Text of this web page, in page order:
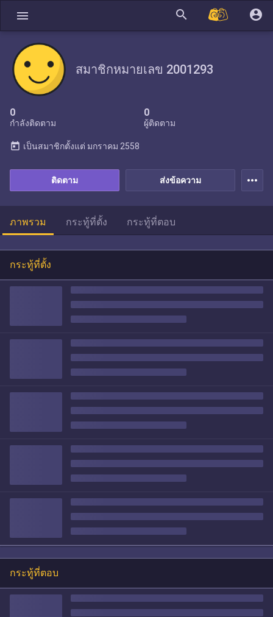
menu search account_circle
สมาชิกหมายเลข 2001293
0
กำลังติดตาม
0
ผู้ติดตาม
ส่งข้อความ
ติดตาม
today เป็นสมาชิกตั้งแต่ มกราคม 2558
more_horiz
ภาพรวม กระทู้ที่ตั้ง กระทู้ที่ตอบ
กระทู้ที่ตั้ง
กระทู้ที่ตอบ